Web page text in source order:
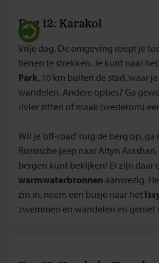
Dag 12: Karakol
Vrije dag. De omgeving roept je
benen te strekken. Je kunt naar het
Park, 10 km buiten de stad, waar
wandelen. Andere opties? Ga
rivier zitten of maak (wederom)
Wil je ‘off-road’ ruig de berg op,
Russische jeep naar Altyn
bergen kunt bekijken! Er zijn daar
warmwaterbronnen aanwezig.
zin in, neem een busje naar het
zwemmen en wandelen en geniet